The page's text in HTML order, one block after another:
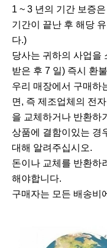
1 ~ 3 년의 기간 보증
기간이 끝난 후 해당
다.)
당사는 귀하의 사업을
받은 후 7 일) 즉시 환
우리 매장에서 구매하
면, 즉 제조업체의 전
을 교체하거나 반환하
상품에 결함이있는 경
대해 알려주십시오.
돈이나 교체를 반환하
해야합니다.
구매자는 모든 배송비